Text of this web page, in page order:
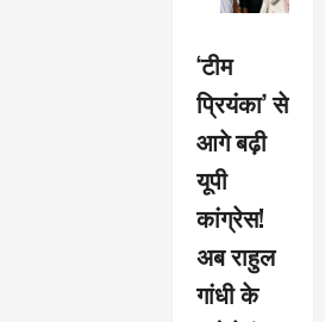
‘टीम
प्रियंका’ से
आगे बढ़ी
यूपी
कांग्रेस!
अब राहुल
गांधी के